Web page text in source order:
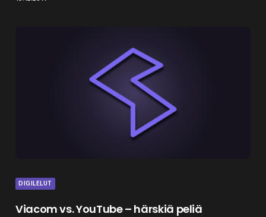
DIGILELUT
Viacom vs. YouTube – härskiä peliä